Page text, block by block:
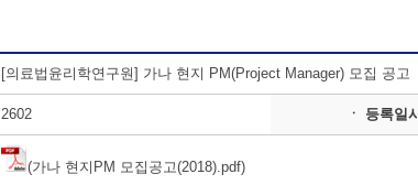
[의료법윤리학연구원] 가나 현지 PM(Project Manager) 모집 공고
2602 ㆍ 등록일시
(가나 현지PM 모집공고(2018).pdf)